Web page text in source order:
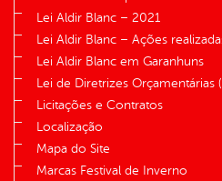
Lei Aldir Blanc – 2021
Lei Aldir Blanc – Ações
Lei Aldir Blanc em Garanhuns
Lei de Diretrizes Orçamentárias
Licitações e Contratos
Localização
Mapa do Site
Marcas Festival de Inverno